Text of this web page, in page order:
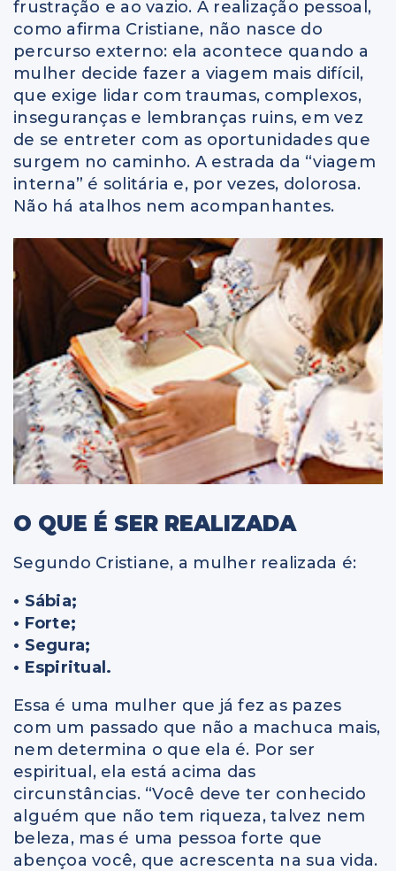
frustração e ao vazio. A realização pessoal,
como afirma Cristiane, não nasce do
percurso externo: ela acontece quando a
mulher decide fazer a viagem mais difícil,
que exige lidar com traumas, complexos,
inseguranças e lembranças ruins, em vez
de se entreter com as oportunidades que
surgem no caminho. A estrada da “viagem
interna” é solitária e, por vezes, dolorosa.
Não há atalhos nem acompanhantes.
O QUE É SER REALIZADA
Segundo Cristiane, a mulher realizada é:
• Sábia;
• Forte;
• Segura;
• Espiritual.
Essa é uma mulher que já fez as pazes
com um passado que não a machuca mais,
nem determina o que ela é. Por ser
espiritual, ela está acima das
circunstâncias. “Você deve ter conhecido
alguém que não tem riqueza, talvez nem
beleza, mas é uma pessoa forte que
abençoa você, que acrescenta na sua vida.